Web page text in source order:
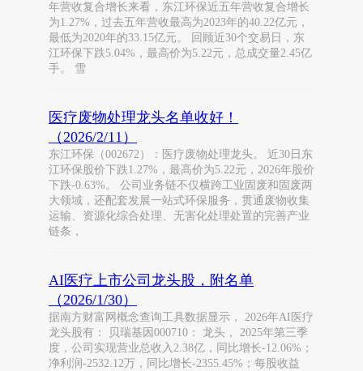
年营收复合增长来看，东江环保近五年营收复合增长
为1.27%，过去五年营收最高为2023年的40.22亿元，
最低为2020年的33.15亿元。 回顾近30个交易日，东
江环保下跌5.04%，最高价为5.22元，总成交量2.45亿
手。 雪
医疗废物处理龙头名单收好！
（2026/2/11）
东江环保（002672）：医疗废物处理龙头。 近30日东
江环保股价下跌1.27%，最高价为5.22元，2026年股价
下跌-0.63%。 公司业务链不仅横跨工业固废和固废两
大领域，还配套发展一站式环保服务，贯通废物收集
运输、资源化综合处理、无害化处理处置的完善产业
链条，
AI医疗上市公司龙头股，附名单
（2026/1/30）
据南方财富网概念查询工具数据显示， 2026年AI医疗
龙头股有： 贝瑞基因000710： 龙头， 2025年第三季
度，公司实现营业总收入2.38亿，同比增长-12.06%；
净利润-2532.12万，同比增长-2355.45%；每股收益